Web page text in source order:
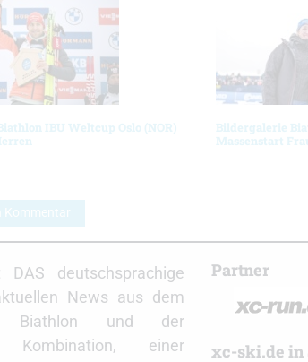
IBU Weltcup Oslo (NOR)
Bildergalerie
Massenstart
Kommentar
DAS deutschsprachige
News aus dem
Biathlon und der
Kombination, einer
Partner
xc-ski.de in